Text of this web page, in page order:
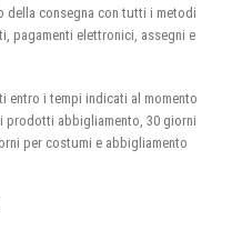
della consegna con tutti i metodi
pagamenti elettronici, assegni e
entro i tempi indicati al momento
prodotti abbigliamento, 30 giorni
per costumi e abbigliamento